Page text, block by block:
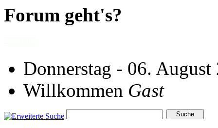
Forum geht's?
Donnerstag - 06.
Willkommen Gast